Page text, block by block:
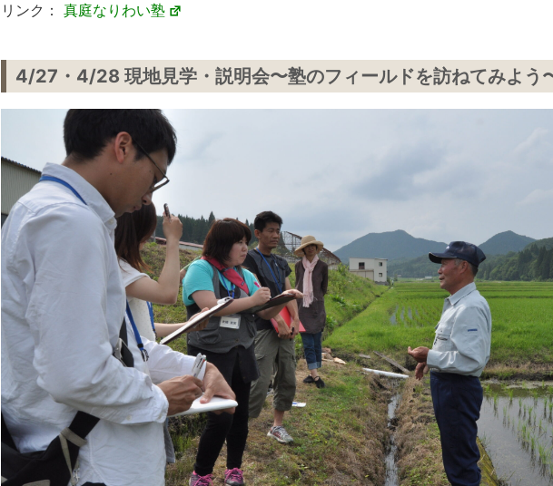
リンク： 真庭なりわい塾
4/27・4/28 現地見学・説明会〜塾のフィールドを訪ねてみよう